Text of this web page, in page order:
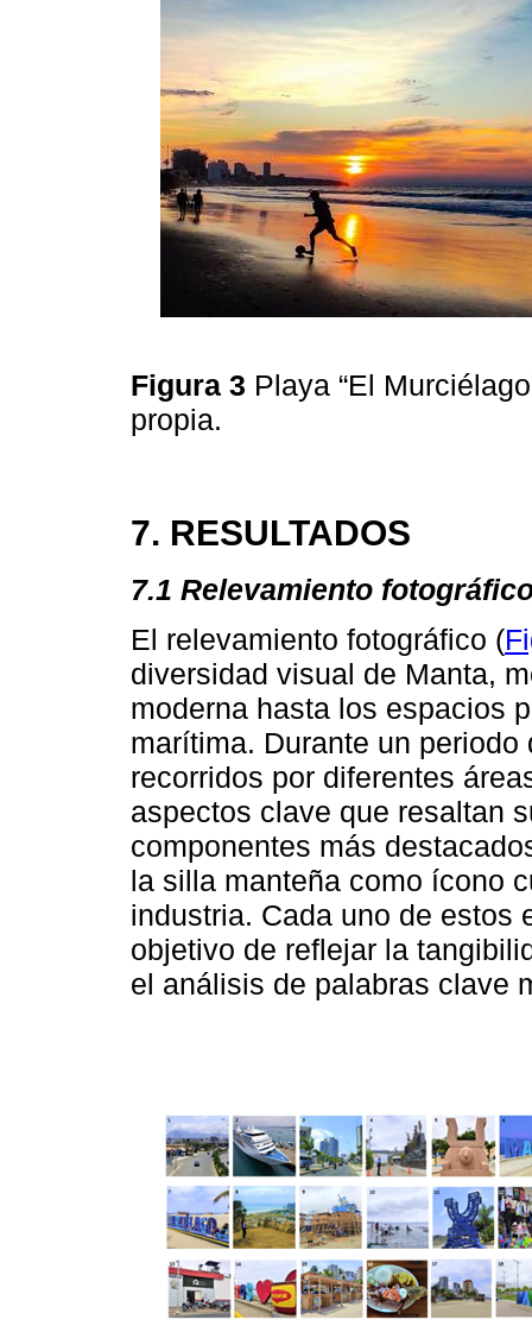
Figura 3 Playa “El
propia.
7. RESULTADOS
7.1 Relevamiento
El relevamiento fotográfico (
diversidad visual de Manta,
moderna hasta los espacios
marítima. Durante un
recorridos por diferentes
aspectos clave que resaltan
componentes más
la silla manteña como ícono
industria. Cada uno de estos
objetivo de reflejar la
el análisis de palabras clave